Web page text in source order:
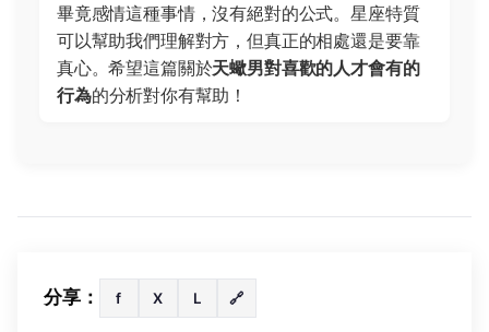
畢竟感情這種事情，沒有絕對的公式。星座特質
可以幫助我們理解對方，但真正的相處還是要靠
真心。希望這篇關於天蠍男對喜歡的人才會有的
行為的分析對你有幫助！
分享： f X L 🔗